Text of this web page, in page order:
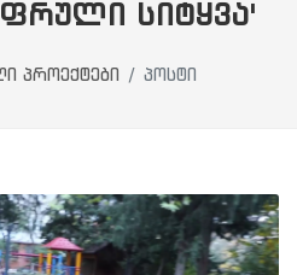
ᲡᲘᲢᲧᲕᲐ'
პროექტები პოსტი